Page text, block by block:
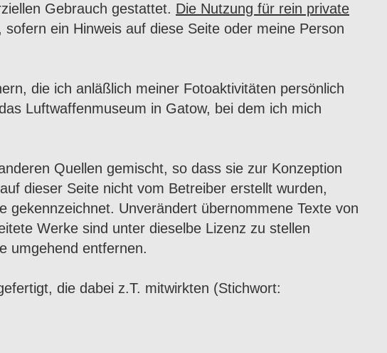
Gebrauch gestattet. Die Nutzung für rein private
sofern ein Hinweis auf diese Seite oder meine Person
die ich anläßlich meiner Fotoaktivitäten persönlich
Luftwaffenmuseum in Gatow, bei dem ich mich
Quellen gemischt, so dass sie zur Konzeption
dieser Seite nicht vom Betreiber erstellt wurden,
Unverändert übernommene Texte von
Werke sind unter dieselbe Lizenz zu stellen
umgehend entfernen.
die dabei z.T. mitwirkten (Stichwort: